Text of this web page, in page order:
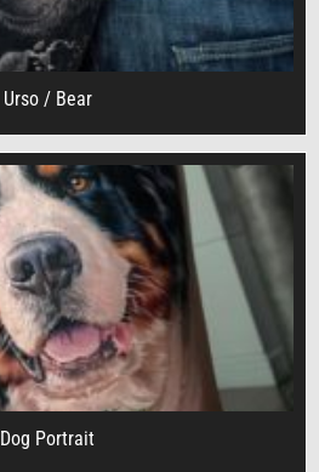
Urso / Bear
Dog Portrait